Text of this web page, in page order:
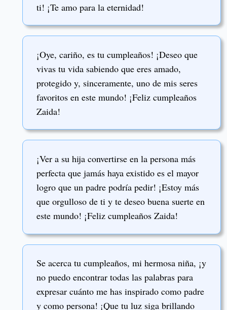
ti! ¡Te amo para la eternidad!
¡Oye, cariño, es tu cumpleaños! ¡Deseo que
vivas tu vida sabiendo que eres amado,
protegido y, sinceramente, uno de mis seres
favoritos en este mundo! ¡Feliz cumpleaños
Zaida!
¡Ver a su hija convertirse en la persona más
perfecta que jamás haya existido es el mayor
logro que un padre podría pedir! ¡Estoy más
que orgulloso de ti y te deseo buena suerte en
este mundo! ¡Feliz cumpleaños Zaida!
Se acerca tu cumpleaños, mi hermosa niña, ¡y
no puedo encontrar todas las palabras para
expresar cuánto me has inspirado como padre
y como persona! ¡Que tu luz siga brillando